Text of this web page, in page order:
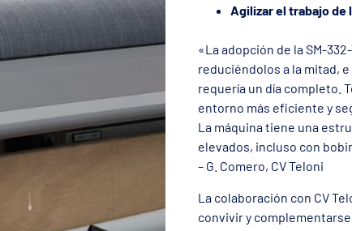
Agilizar el trabajo de
«La adopción de la SM-
reduciéndolos a la mitad,
requería un día completo.
entorno más eficiente y
La máquina tiene una
elevados, incluso con
– G. Comero, CV Teloni
La colaboración con CV
convivir y